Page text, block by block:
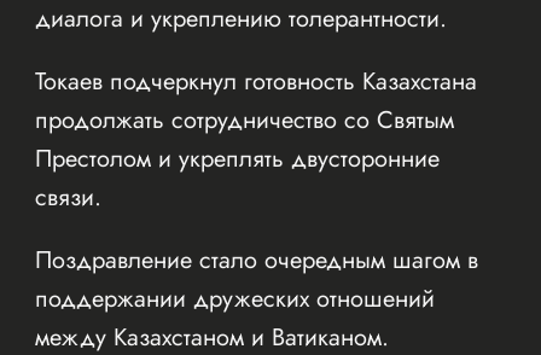
диалога и укреплению толерантности.
Токаев подчеркнул готовность Казахстана
продолжать сотрудничество со Святым
Престолом и укреплять двусторонние
связи.
Поздравление стало очередным шагом в
поддержании дружеских отношений
между Казахстаном и Ватиканом.